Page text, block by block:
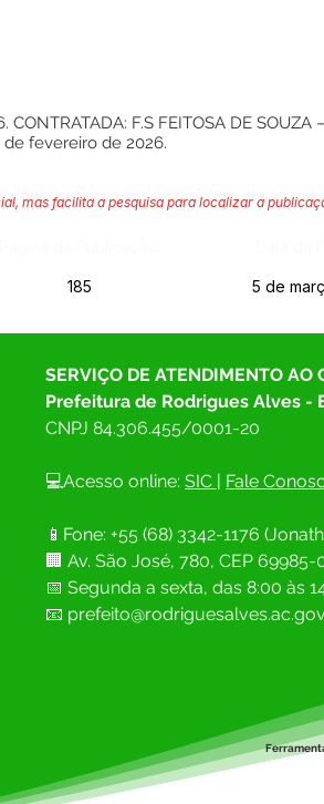
CONTRATADA: F.S FEITOSA DE
de fevereiro de 2026.
mas facilita a pesquisa para localizar a
185 5 de
SERVIÇO DE ATENDIMENTO AO
Prefeitura de Rodrigues Alves -
CNPJ 84.306.455/0001-20
💻Acesso online: SIC | Fale
📱Fone: +55 (68) 3342-1176
🏢 Av. São José, 780, CEP
📅 Segunda a sexta, das 8:00 às
📧